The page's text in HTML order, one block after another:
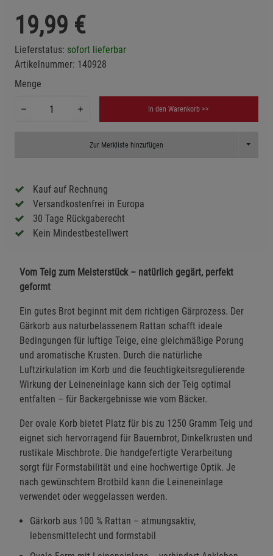
19,99 €
Lieferstatus: sofort lieferbar
Artikelnummer: 140928
Menge
In den Warenkorb >>
Zur Merkliste hinzufügen Toggle
Kauf auf Rechnung
Versandkostenfrei in Europa
30 Tage Rückgaberecht
Kein Mindestbestellwert
Vom Teig zum Meisterstück – natürlich gegärt, perfekt
geformt
Ein gutes Brot beginnt mit dem richtigen Gärprozess. Der
Gärkorb aus naturbelassenem Rattan schafft ideale
Bedingungen für luftige Teige, eine gleichmäßige Porung
und aromatische Krusten. Durch die natürliche
Luftzirkulation im Korb und die feuchtigkeitsregulierende
Wirkung der Leineneinlage kann sich der Teig optimal
entfalten – für Backergebnisse wie vom Bäcker.
Der ovale Korb bietet Platz für bis zu 1250 Gramm Teig und
eignet sich hervorragend für Bauernbrot, Dinkelkrusten und
rustikale Mischbrote. Die handgefertigte Verarbeitung
sorgt für Formstabilität und eine hochwertige Optik. Je
nach gewünschtem Brotbild kann die Leineneinlage
verwendet oder weggelassen werden.
Gärkorb aus 100 % Rattan – atmungsaktiv,
lebensmittelecht und formstabil